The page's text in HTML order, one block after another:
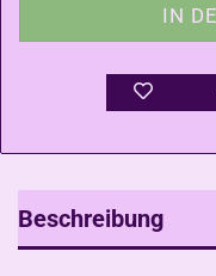
Beschreibung